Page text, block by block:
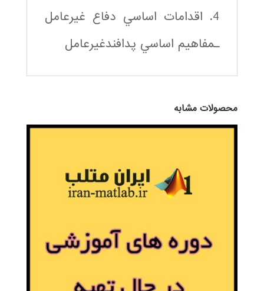
4. اقدامات اساسي دفاع غيرعامل
ـمفاهيم اساسي پدافندغيرعامل
محصولات مشابه